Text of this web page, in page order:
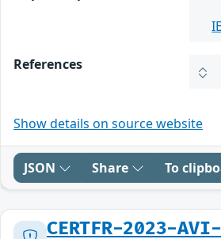
References
Show details on source website
JSON Share To
CERTFR-2023-